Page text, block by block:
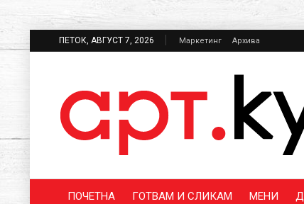
ПЕТОК, АВГУСТ 7, 2026 Маркетинг Архива
ПОЧЕТНА ГОТВАМ И СЛИКАМ МЕНИ